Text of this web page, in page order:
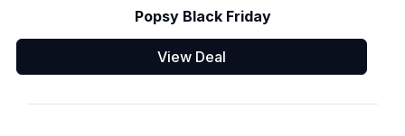
Popsy Black Friday
View Deal